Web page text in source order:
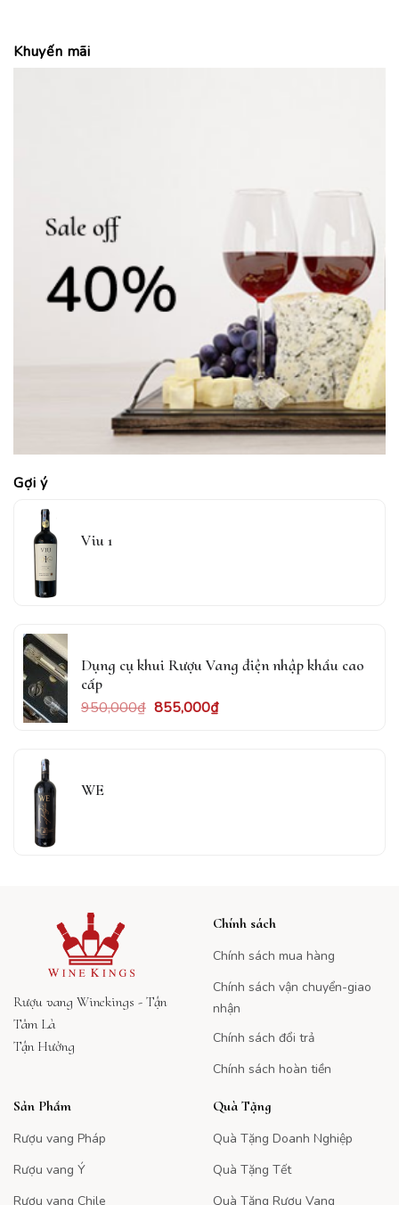
Khuyến mãi
Gợi ý
Viu 1
Dụng cụ khui Rượu Vang điện nhập khẩu cao
cấp
950,000₫ 855,000₫
WE
Rượu vang Winekings - Tận
Tâm Là
Tận Hưởng
Chính sách
Chính sách mua hàng
Chính sách vận chuyển-giao
nhận
Chính sách đổi trả
Chính sách hoàn tiền
Sản Phẩm
Rượu vang Pháp
Rượu vang Ý
Rượu vang Chile
Quà Tặng
Quà Tặng Doanh Nghiệp
Quà Tặng Tết
Quà Tặng Rượu Vang